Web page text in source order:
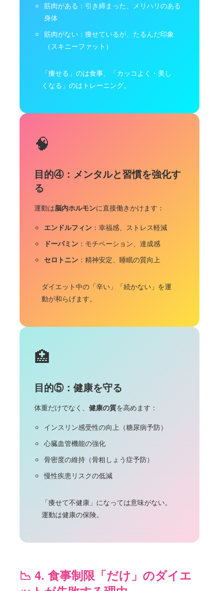
筋肉がある：引き締まった、メリハリのある
身体
筋肉がない：痩せているが、たるんだ印象
（スキニーファット）
「痩せる」のは食事、「カッコよく・美し
くなる」のはトレーニング。
🧠
目的④：メンタルと習慣を強化す
る
運動は脳内ホルモンに直接働きかけます：
エンドルフィン ：幸福感、ストレス軽減
ドーパミン ：モチベーション、達成感
セロトニン ：精神安定、睡眠の質向上
ダイエット中の「辛い」「続かない」を運
動が和らげます。
🏥
目的⑤：健康を守る
体重だけでなく、 健康の質を高めます：
インスリン感受性の向上（糖尿病予防）
心臓血管機能の強化
骨密度の維持（骨粗しょう症予防）
慢性疾患リスクの低減
「痩せて不健康」になっては意味がない。
運動は健康の保険。
📉 4. 食事制限「だけ」のダイエ